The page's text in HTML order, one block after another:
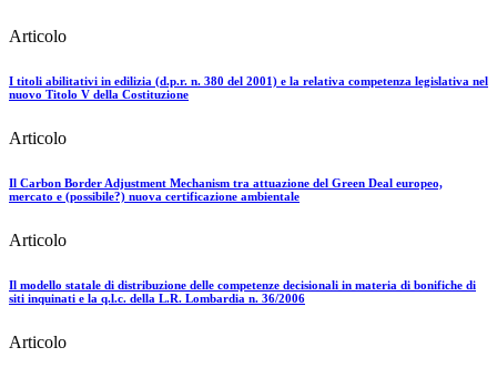
Articolo
I titoli abilitativi in edilizia (d.p.r. n. 380 del 2001) e la relativa competenza legislativa nel
nuovo Titolo V della Costituzione
Articolo
Il Carbon Border Adjustment Mechanism tra attuazione del Green Deal europeo,
mercato e (possibile?) nuova certificazione ambientale
Articolo
Il modello statale di distribuzione delle competenze decisionali in materia di bonifiche di
siti inquinati e la q.l.c. della L.R. Lombardia n. 36/2006
Articolo